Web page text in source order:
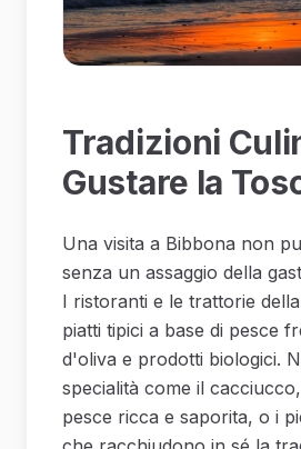
Tradizioni
Gustare la
Una visita a Bibbona non
senza un assaggio della
I ristoranti e le trattorie
piatti tipici a base di pesce
d'oliva e prodotti biologici.
specialità come il
pesce ricca e saporita, o i